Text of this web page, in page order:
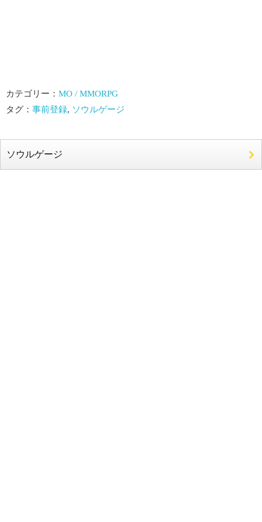
カテゴリー： MO / MMORPG
タグ： 事前登録, ソウルゲージ
ソウルゲージ